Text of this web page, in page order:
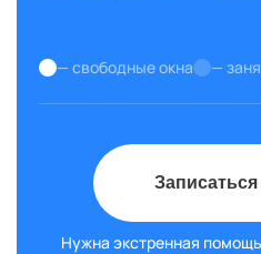
— свободные окна —
Нужна экстренная